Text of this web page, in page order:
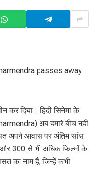
कर दिया। हिंदी सिनेमा के
अब हमारे बीच नहीं
अपने आवास पर अंतिम सांस
300 से भी अधिक फिल्मों के
का नाम हैं, जिन्हें कभी